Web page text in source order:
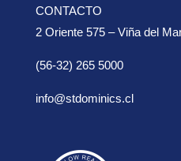
CONTACTO
2 Oriente 575 – Viña del
(56-32) 265 5000
info@stdominics.cl